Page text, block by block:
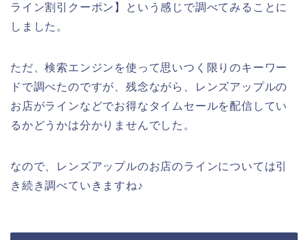
ライン割引クーポン】という感じで調べてみることに
しました。
ただ、検索エンジンを使って思いつく限りのキーワー
ドで調べたのですが、残念ながら、レンズアップルの
お店がラインなどでお得なタイムセールを配信してい
るかどうかは分かりませんでした。
なので、レンズアップルのお店のラインについては引
き続き調べていきますね♪